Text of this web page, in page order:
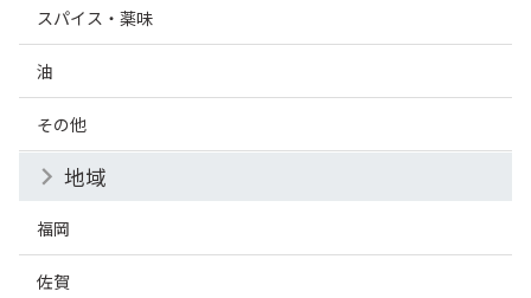
スパイス・薬味
油
その他
地域
福岡
佐賀